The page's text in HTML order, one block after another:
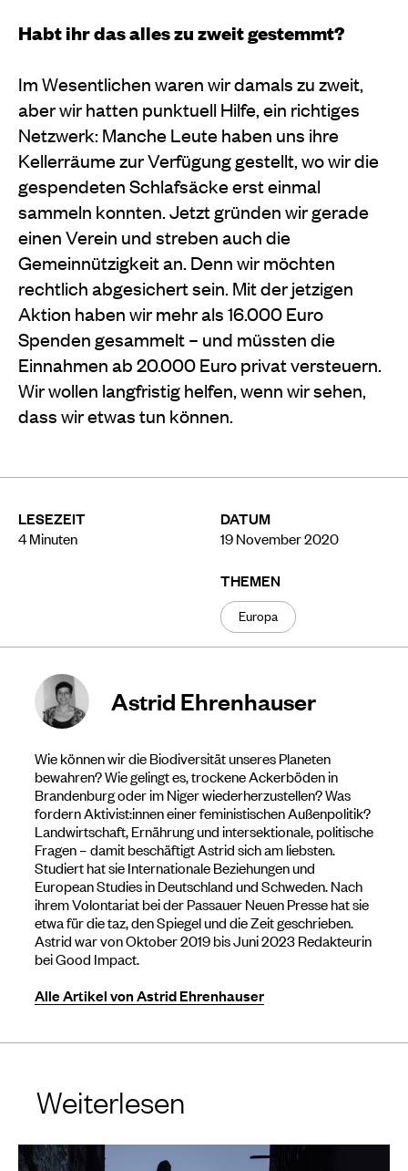
LESEZEIT
4Minuten
DATUM
19 November 2020
THEMEN
Europa
Habt ihr das alles zu zweit gestemmt?
Im Wesentlichen waren wir damals zu zweit,
aber wir hatten punktuell Hilfe, ein richtiges
Netzwerk: Manche Leute haben uns ihre
Kellerräume zur Verfügung gestellt, wo wir die
gespendeten Schlafsäcke erst einmal
sammeln konnten. Jetzt gründen wir gerade
einen Verein und streben auch die
Gemeinnützigkeit an. Denn wir möchten
rechtlich abgesichert sein. Mit der jetzigen
Aktion haben wir mehr als 16.000 Euro
Spenden gesammelt – und müssten die
Einnahmen ab 20.000 Euro privat versteuern.
Wir wollen langfristig helfen, wenn wir sehen,
dass wir etwas tun können.
Astrid Ehrenhauser
Wie können wir die Biodiversität unseres Planeten
bewahren? Wie gelingt es, trockene Ackerböden in
Brandenburg oder im Niger wiederherzustellen? Was
fordern Aktivist:innen einer feministischen Außenpolitik?
Landwirtschaft, Ernährung und intersektionale, politische
Fragen – damit beschäftigt Astrid sich am liebsten.
Studiert hat sie Internationale Beziehungen und
European Studies in Deutschland und Schweden. Nach
ihrem Volontariat bei der Passauer Neuen Presse hat sie
etwa für die taz, den Spiegel und die Zeit geschrieben.
Astrid war von Oktober 2019 bis Juni 2023 Redakteurin
bei Good Impact.
Alle Artikel von Astrid Ehrenhauser
Weiterlesen